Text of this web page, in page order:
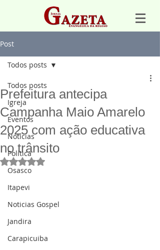
Post
Todos posts
Igreja
Eventos
Notícias
Política
Osasco
Itapevi
Noticias Gospel
Jandira
Carapicuiba
Todos posts
Prefeitura antecipa
Campanha Maio Amarelo
2025 com ação educativa
no trânsito
Avaliado com NaN de 5 estrelas.